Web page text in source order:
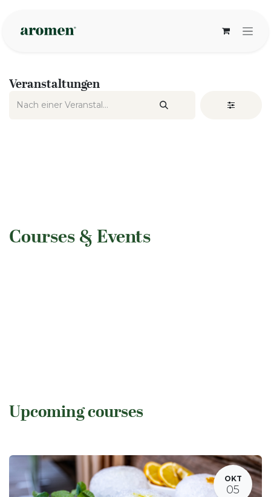
Veranstaltungen
​Courses & Events
Upcoming courses
OKT
05